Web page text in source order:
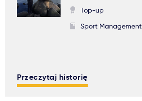
Top-up
Sport Management
Przeczytaj historię